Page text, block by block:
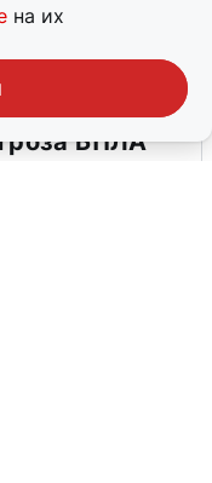
на их
БПЛА